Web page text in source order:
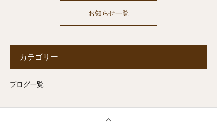
お知らせ一覧
カテゴリー
ブログ一覧